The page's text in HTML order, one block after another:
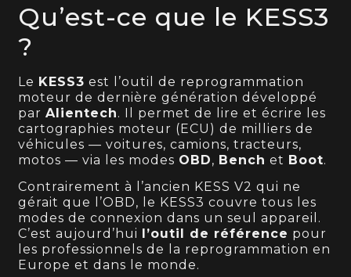
Qu’est-ce que le KESS3
?
Le KESS3 est l’outil de reprogrammation
moteur de dernière génération développé
parAlientech. Il permet de lire et écrire les
cartographies moteur (ECU) de milliers de
véhicules — voitures, camions, tracteurs,
motos — via les modes OBD, Bench et Boot.
Contrairement à l’ancien KESS V2 qui ne
gérait que l’OBD, le KESS3 couvre tous les
modes de connexion dans un seul appareil.
C’est aujourd’hui l’outil de référence pour
les professionnels de la reprogrammation en
Europe et dans le monde.